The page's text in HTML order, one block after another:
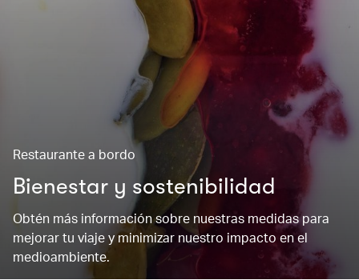
Restaurante a bordo
Bienestar y sostenibilidad
Obtén más información sobre nuestras medidas para
mejorar tu viaje y minimizar nuestro impacto en el
medioambiente.